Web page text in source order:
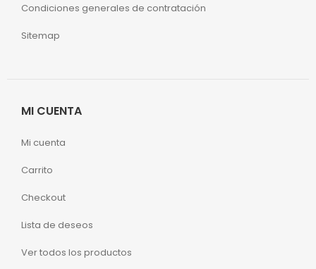
Condiciones generales de contratación
Sitemap
MI CUENTA
Mi cuenta
Carrito
Checkout
Lista de deseos
Ver todos los productos